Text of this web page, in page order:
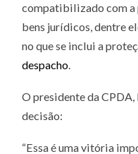
compatibilizado com a
bens jurídicos, dentre
no que se inclui a
despacho.
O presidente da
decisão:
“Essa é uma vitória